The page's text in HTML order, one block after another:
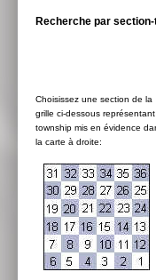
Recherche par
Choisissez une section de la
grille ci-dessous représentant
township mis en évidence
la carte à droite: